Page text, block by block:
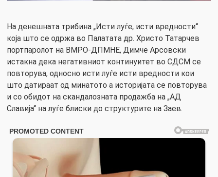
На денешната трибина „Исти луѓе, исти вредности“
која што се одржа во Палатата др. Христо Татарчев
портпаролот на ВМРО-ДПМНЕ, Димче Арсовски
истакна дека негативниот континуитет во СДСМ се
повторува, односно исти луѓе исти вредности кои
што датираат од минатото а историјата се повторува
и со обидот на скандалозната продажба на „АД
Славија“ на луѓе блиски до структурите на Заев.